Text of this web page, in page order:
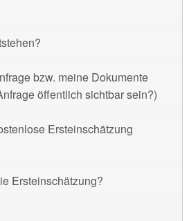
bzw. meine Dokumente
öffentlich sichtbar sein?)
Ersteinschätzung
Ersteinschätzung?